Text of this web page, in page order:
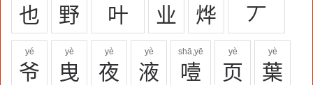
也 野 叶 业 烨 丆
yé
爷
yè
曳
yè
夜
yè
液
shā,yē
噎
yè
页
yè
葉